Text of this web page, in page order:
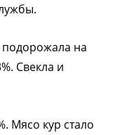
подорожала на
Свекла и
Мясо кур стало